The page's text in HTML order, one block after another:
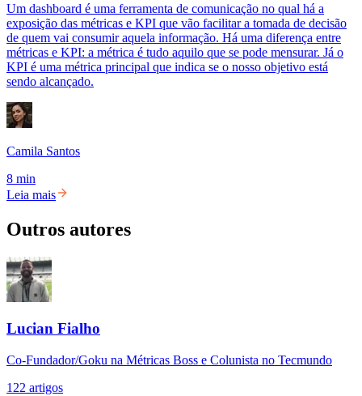
Um dashboard é uma ferramenta de comunicação no qual há a
exposição das métricas e KPI que vão facilitar a tomada de decisão
de quem vai consumir aquela informação. Há uma diferença entre
métricas e KPI: a métrica é tudo aquilo que se pode mensurar. Já o
KPI é uma métrica principal que indica se o nosso objetivo está
sendo alcançado.
Camila Santos
8 min
Leia mais
Outros autores
Lucian Fialho
Co-Fundador/Goku na Métricas Boss e Colunista no Tecmundo
122 artigos